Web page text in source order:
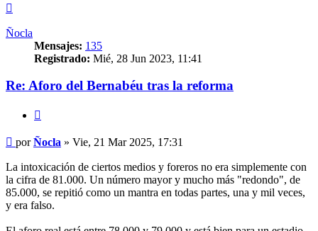
Ñocla
Mensajes: 135
Registrado: Mié, 28 Jun 2023, 11:41
Re: Aforo del Bernabéu tras la reforma
Mensaje
porÑocla » Vie, 21 Mar 2025, 17:31
La intoxicación de ciertos medios y foreros no era simplemente con
la cifra de 81.000. Un número mayor y mucho más "redondo", de
85.000, se repitió como un mantra en todas partes, una y mil veces,
y era falso.